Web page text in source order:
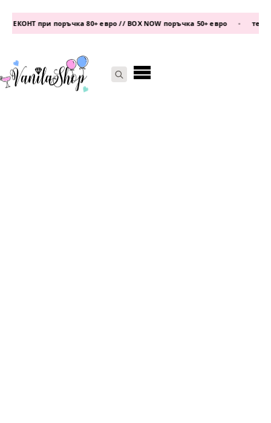
при поръчка 80+ евро // BOX NOW поръчка 50+ евро •